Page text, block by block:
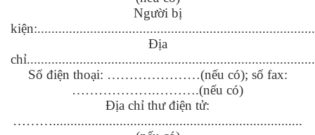
Người bị
Địa
Số điện thoại: …………………(nếu có); số fax:
……………….……….(nếu có)
Địa chỉ thư điện tử:
……….......................................................................